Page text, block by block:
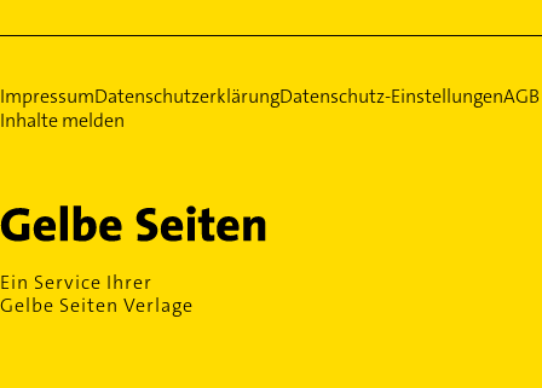
ImpressumDatenschutzerklärungDatenschutz-EinstellungenAGB
Inhalte melden
Ein Service Ihrer
Gelbe Seiten Verlage